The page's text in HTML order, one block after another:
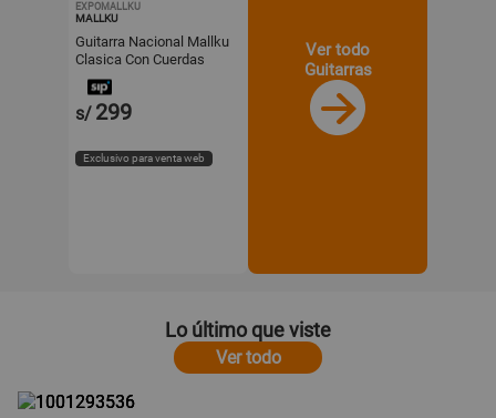
EXPOMALLKU
MALLKU
Guitarra Nacional Mallku
Clasica Con Cuerdas
Nylon - Natural.
s/ 299
Exclusivo para venta web
Ver todo
Guitarras
Lo último que viste
Ver todo